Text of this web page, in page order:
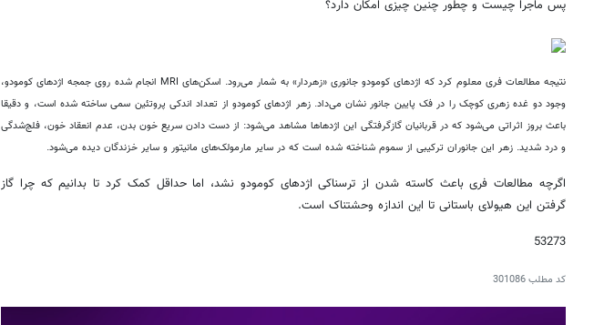
پس ماجرا چیست و چطور چنین چیزی امکان دارد؟
نتیجه مطالعات فری معلوم کرد که اژدهای کومودو جانوری «زهردار» به شمار می‌رود. اسکن‌های MRI انجام شده روی جمجه اژدهای کومودو،
وجود دو غده زهری کوچک را در فک پایین جانور نشان می‌داد. زهر اژدهای کومودو از تعداد اندکی پروتئین سمی ساخته شده است، و دقیقا
باعث بروز اثراتی می‌شود که در قربانیان گازگرفتگی این اژدهاها مشاهد می‌شود: از دست دادن سریع خون بدن، عدم انعقاد خون، فلج‌شدگی
و درد شدید. زهر این جانوران ترکیبی از سموم شناخته شده است که در سایر مارمولک‌های مانیتور و سایر خزندگان دیده می‌شود.
اگرچه مطالعات فری باعث کاسته شدن از ترسناکی اژدهای کومودو نشد، اما حداقل کمک کرد تا بدانیم که چرا گاز
گرفتن این هیولای باستانی تا این اندازه وحشتناک است.
53273
کد مطلب301086